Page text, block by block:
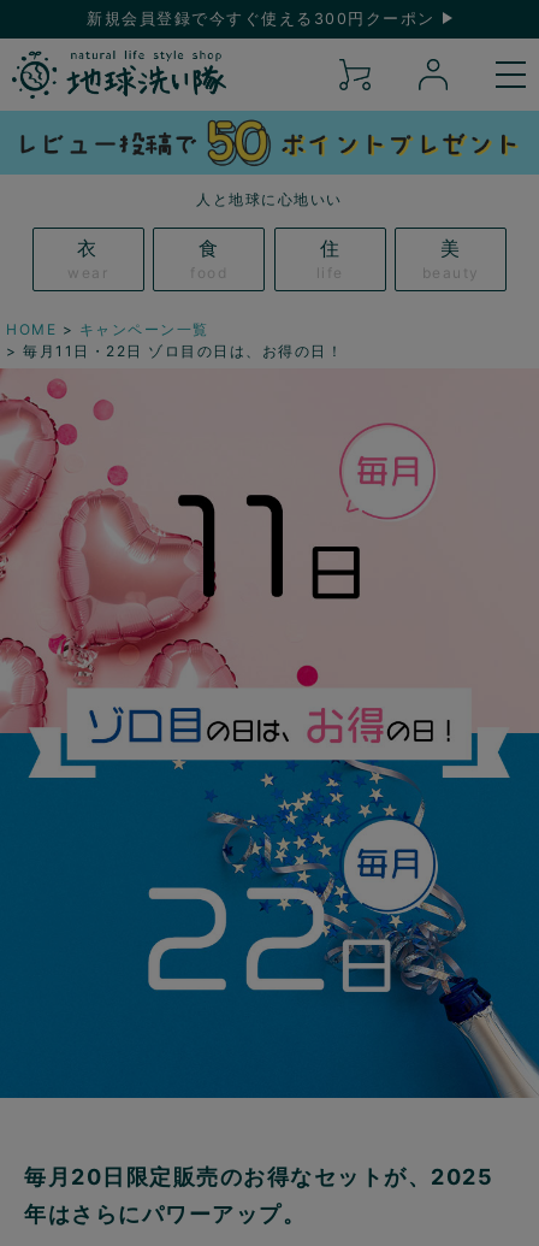
新規会員登録で今すぐ使える300円クーポン
人と地球に心地いい
衣
wear
食
food
住
life
美
beauty
HOME
キャンペーン一覧
毎月11日・22日 ゾロ目の日は、お得の日！
毎月20日限定販売のお得なセットが、2025
年はさらにパワーアップ。